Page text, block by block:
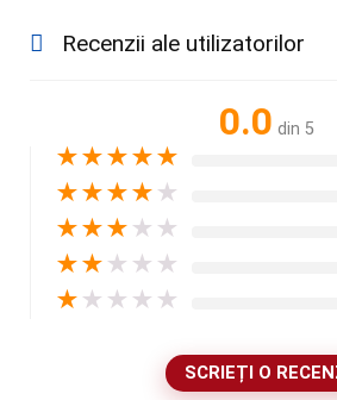
Recenzii ale utilizatorilor
0.0 din 5
★★★★★
★★★★ ★
★★★ ★ ★
★★ ★ ★ ★
★ ★ ★ ★ ★
SCRIEȚI O